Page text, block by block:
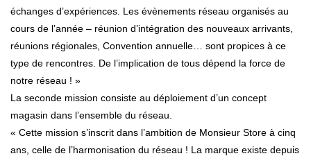
échanges d’expériences. Les évènements réseau organisés au
cours de l’année – réunion d’intégration des nouveaux arrivants,
réunions régionales, Convention annuelle… sont propices à ce
type de rencontres. De l’implication de tous dépend la force de
notre réseau ! »
La seconde mission consiste au déploiement d’un concept
magasin dans l’ensemble du réseau.
« Cette mission s’inscrit dans l’ambition de Monsieur Store à cinq
ans, celle de l’harmonisation du réseau ! La marque existe depuis